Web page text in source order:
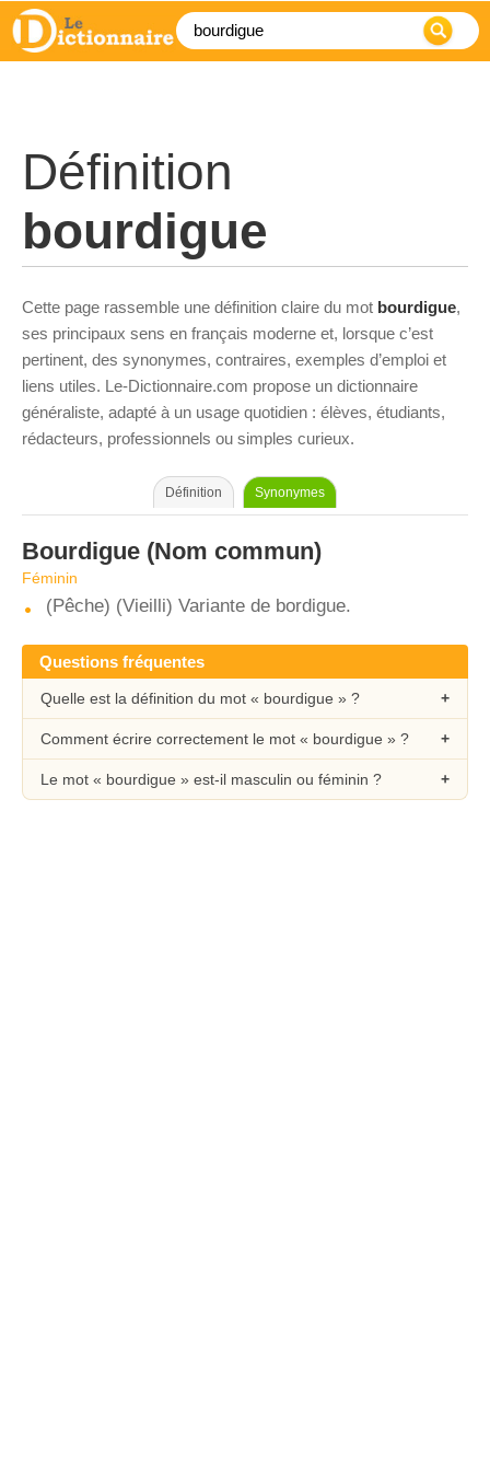
Définition
bourdigue
Cette page rassemble une définition claire du mot bourdigue,
ses principaux sens en français moderne et, lorsque c’est
pertinent, des synonymes, contraires, exemples d’emploi et
liens utiles. Le-Dictionnaire.com propose un dictionnaire
généraliste, adapté à un usage quotidien : élèves, étudiants,
rédacteurs, professionnels ou simples curieux.
Définition Synonymes
Bourdigue (Nom commun)
Féminin
(Pêche) (Vieilli) Variante de bordigue.
Questions fréquentes
Quelle est la définition du mot « bourdigue » ?
Comment écrire correctement le mot « bourdigue » ?
Le mot « bourdigue » est-il masculin ou féminin ?